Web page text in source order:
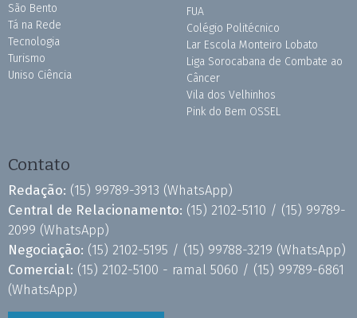
São Bento
Tá na Rede
Tecnologia
Turismo
Uniso Ciência
FUA
Colégio Politécnico
Lar Escola Monteiro Lobato
Liga Sorocabana de Combate ao
Câncer
Vila dos Velhinhos
Pink do Bem OSSEL
Contato
Redação: (15) 99789-3913 (WhatsApp)
Central de Relacionamento: (15) 2102-5110 / (15) 99789-
2099 (WhatsApp)
Negociação: (15) 2102-5195 / (15) 99788-3219 (WhatsApp)
Comercial: (15) 2102-5100 - ramal 5060 / (15) 99789-6861
(WhatsApp)